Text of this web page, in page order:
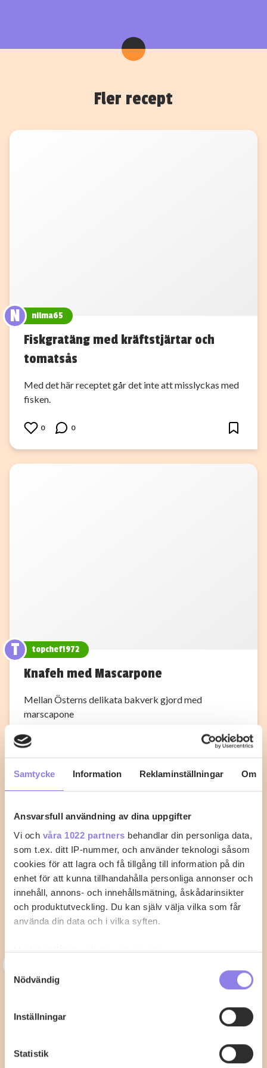
Samtycke Information Reklaminställningar Om
Ansvarsfull användning av dina uppgifter
Vi och våra 1022 partners behandlar din personliga data,
som t.ex. ditt IP-nummer, och använder teknologi såsom
cookies för att lagra och få tillgång till information på din
enhet för att kunna tillhandahålla personliga annonser och
innehåll, annons- och innehållsmätning, åskådarinsikter
och produktutveckling. Du kan själv välja vilka som får
använda din data och i vilka syften.
Med din tillåtelse skulle vi även vilja:
som kan ha en noggrannhet på upp till flera meter
Ta reda på mer om hur dina personliga uppgifter
Du kan ändra eller dra tillbaka ditt samtycke när som
Nödvändig
Inställningar
Statistik
Fler recept
N nilma65
Fiskgratäng med kräftstjärtar och
tomatsås
Med det här receptet går det inte att misslyckas med
fisken.
0 0
T topchef1972
Knafeh med Mascarpone
Mellan Österns delikata bakverk gjord med
marscapone
Kycklingklubba i ugn – Så lyckas du